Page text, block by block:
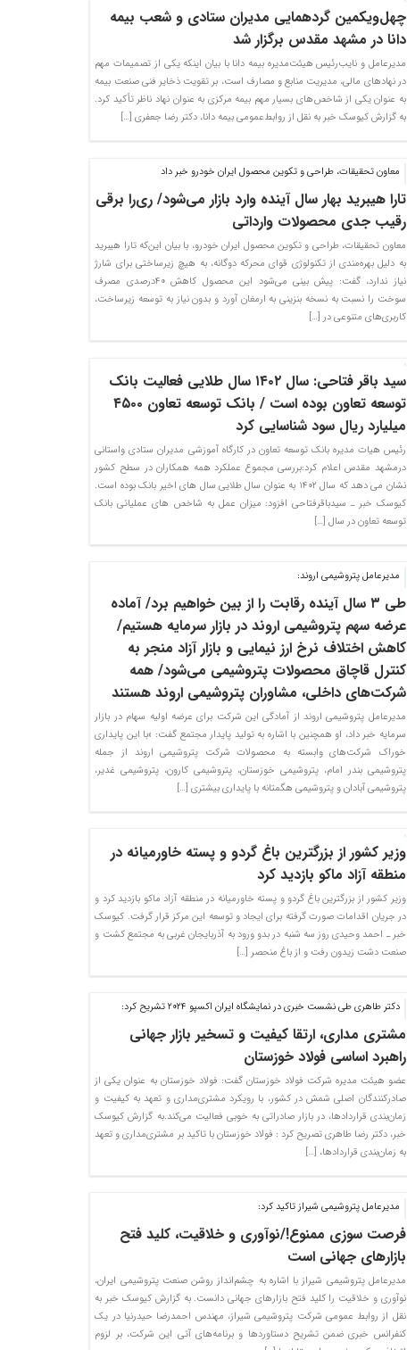
چهل‌و‌یکمین گردهمایی مدیران ستادی و شعب بیمه
دانا در مشهد مقدس برگزار شد
مدیرعامل و نایب‌رئیس هیئت‌مدیره بیمه ‌دانا با بیان اینکه یکی از تصمیمات مهم
در نهادهای مالی، مدیریت منابع و مصارف است، بر تقویت ذخایر فنی صنعت بیمه
به عنوان یکی از شاخص‌های بسیار مهم بیمه مرکزی به عنوان نهاد ناظر تأکید کرد.
به گزارش کیوسک خبر به نقل از روابط‌عمومی بیمه دانا، دکتر رضا جعفری […]
معاون تحقیقات، طراحی و تکوین محصول ایران خودرو خبر داد
تارا هیبرید بهار سال آینده وارد بازار می‌شود/ ری‌را برقی
رقیب جدی محصولات وارداتی
معاون تحقیقات، طراحی و تکوین محصول ایران خودرو، با بیان این‌که تارا هیبرید
به دلیل بهره‌مندی از تکنولوژی قوای محرکه دوگانه، به هیچ زیرساختی برای شارژ
نیاز ندارد، گفت: پیش بینی می‌شود این محصول کاهش ۴۰درصدی مصرف
سوخت را نسبت به نسخه بنزینی به ارمغان آورد و بدون نیاز به توسعه زیرساخت،
کاربری‌های متنوعی در […]
سید باقر فتاحی: سال ۱۴۰۲ سال طلایی فعالیت بانک
توسعه تعاون بوده است / بانک توسعه تعاون ۴۵۰۰
میلیارد ریال سود شناسایی کرد
رئیس هیات مدیره بانک توسعه تعاون در کارگاه آموزشی مدیران ستادی واستانی
درمشهد مقدس اعلام کرد:بررسی مجموع عملکرد همه همکاران در سطح کشور
نشان می دهد که سال ۱۴۰۲ به عنوان سال طلایی سال های اخیر بانک بوده است.
کیوسک خبر ـ سیدباقرفتاحی افزود: میزان عمل به شاخص های عملیاتی بانک
توسعه تعاون در سال […]
مدیرعامل پتروشیمی اروند:
طی ۳ سال آینده رقابت را از بین خواهیم برد/ آماده
عرضه سهم پتروشیمی اروند در بازار سرمایه هستیم/
کاهش اختلاف نرخ ارز نیمایی و بازار آزاد منجر به
کنترل قاچاق محصولات پتروشیمی می‌شود/ همه
شرکت‌های داخلی، مشاوران پتروشیمی اروند هستند
مدیرعامل پتروشیمی اروند از آمادگی این شرکت برای عرضه اولیه سهام در بازار
سرمایه خبر داد، او همچنین با اشاره به تولید پایدار مجتمع گفت: «با این پایداری
خوراک شرکت‌های وابسته به محصولات شرکت پتروشیمی اروند از جمله
پتروشیمی بندر امام، پتروشیمی خوزستان، پتروشیمی کارون، پتروشیمی غدیر،
پتروشیمی آبادان و پتروشیمی هگمتانه با پایداری بیشتری […]
وزیر کشور از بزرگترین باغ گردو و پسته خاورمیانه در
منطقه آزاد ماکو بازدید کرد
وزیر کشور از بزرگترین باغ گردو و پسته خاورمیانه در منطقه آزاد ماکو بازدید کرد و
در جریان اقدامات صورت گرفته برای ایجاد و توسعه این مرکز قرار گرفت. کیوسک
خبر ـ احمد وحیدی روز سه شنبه در بدو ورود به آذربایجان غربی به مجتمع کشت و
صنعت دشت زیدون رفت و از باغ منحصر […]
دکتر طاهری طی نشست خبری در نمایشگاه ایران اکسپو ۲۰۲۴ تشریح کرد:
مشتری مداری، ارتقا کیفیت و تسخیر بازار جهانی
راهبرد اساسی فولاد خوزستان
عضو هیئت مدیره شرکت فولاد خوزستان گفت: فولاد خوزستان به عنوان یکی از
صادرکنندگان اصلی شمش در کشور، با رویکرد مشتری‌مداری و تعهد به کیفیت و
زمان‌بندی قراردادها، در بازار صادراتی به خوبی فعالیت می‌کند‌.به گزارش کیوسک
خبر، دکتر رضا طاهری تصریح کرد : فولاد خوزستان با تاکید بر مشتری‌مداری و تعهد
به زمان‌بندی قراردادها، […]
مدیرعامل پتروشیمی شیراز تاکید کرد:
فرصت سوزی ممنوع!/نوآوری و خلاقیت، کلید فتح
بازارهای جهانی است
مدیرعامل پتروشیمی شیراز با اشاره به چشم‌انداز روشن صنعت پتروشیمی ایران،
نوآوری و خلاقیت را کلید فتح بازارهای جهانی دانست. به گزارش کیوسک خبر به
نقل از روابط عمومی شرکت پتروشیمی شیراز، مهندس احمدرضا حیدرنیا در یک
کنفرانس خبری ضمن تشریح دستاوردها و برنامه‌های آتی این شرکت، بر لزوم